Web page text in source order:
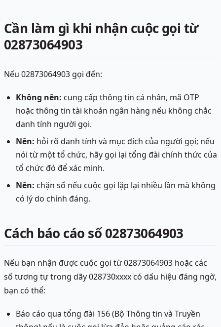
Cần làm gì khi nhận cuộc gọi từ
02873064903
Nếu 02873064903 gọi đến:
Không nên: cung cấp thông tin cá nhân, mã OTP
hoặc thông tin tài khoản ngân hàng nếu không chắc
danh tính người gọi.
Nên: hỏi rõ danh tính và mục đích của người gọi; nếu
nói từ một tổ chức, hãy gọi lại tổng đài chính thức của
tổ chức đó để xác minh.
Nên: chặn số nếu cuộc gọi lặp lại nhiều lần mà không
có lý do chính đáng.
Cách báo cáo số 02873064903
Nếu bạn nhận được cuộc gọi từ 02873064903 hoặc các
số tương tự trong dãy 028730xxxx có dấu hiệu đáng ngờ,
bạn có thể:
Báo cáo qua tổng đài 156 (Bộ Thông tin và Truyền